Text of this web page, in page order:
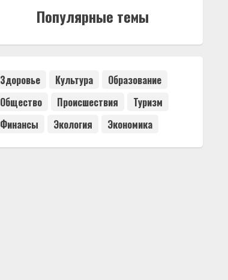
Популярные темы
Здоровье Культура
Образование
Общество
Происшествия
Туризм
Финансы
Экология Экономика